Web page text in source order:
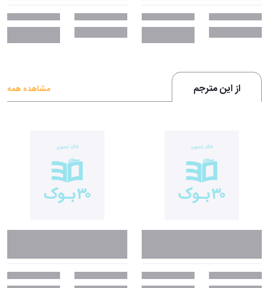
از این مترجم مشاهده همه